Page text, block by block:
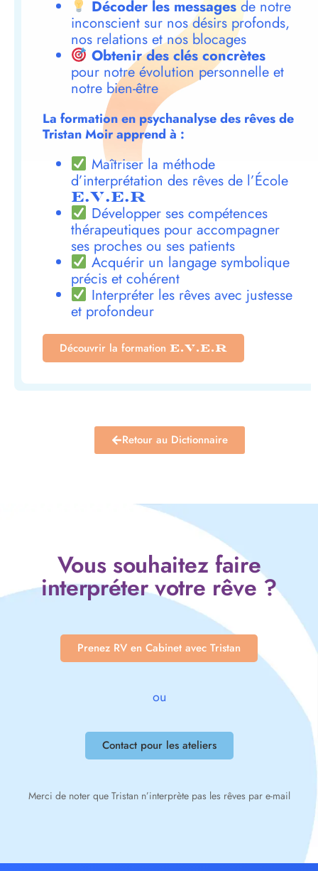
Décoder les messagesde notre
inconscient sur nos désirs profonds,
nos relations et nos blocages
Obtenir des clés concrètes
pour notre évolution personnelle et
notre bien-être
La formation en psychanalyse des rêves de
Tristan Moir apprend à :
Maîtriser la méthode
d’interprétation des rêves de l’École
E.V.E.R
Développer ses compétences
thérapeutiques pour accompagner
ses proches ou ses patients
Acquérir un langage symbolique
précis et cohérent
Interpréter les rêves avec justesse
et profondeur
Découvrir la formation E.V.E.R
Retour au Dictionnaire
Vous souhaitez faire
interpréter votre rêve ?
Prenez RV en Cabinet avec Tristan
ou
Contact pour les ateliers
Merci de noter que Tristan n’interprète pas les rêves par e-mail